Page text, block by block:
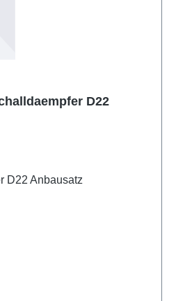
D22
D22 Anbausatz